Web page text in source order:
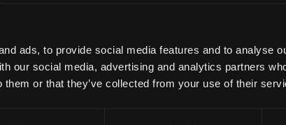
ads, to provide social media features and to analyse
our social media, advertising and analytics partners
them or that they’ve collected from your use of their
Sie Kontakt